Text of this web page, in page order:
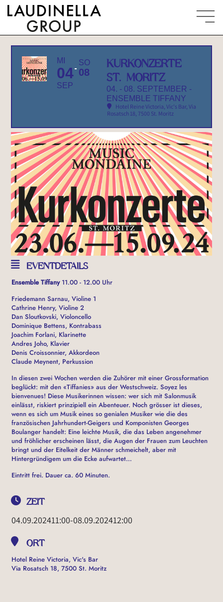
MI
04
SEP
SO
08
KURKONZERTE
ST. MORITZ
04. - 08. SEPTEMBER -
ENSEMBLE TIFFANY
Hotel Reine Victoria, Vic's Bar, Via
Rosatsch 18, 7500 St. Moritz
EVENTDETAILS
Ensemble Tiffany11.00 - 12.00 Uhr
Friedemann Sarnau, Violine 1
Cathrine Henry, Violine 2
Dan Sloutkovski, Violoncello
Dominique Bettens, Kontrabass
Joachim Forlani, Klarinette
Andres Joho, Klavier
Denis Croissonnier, Akkordeon
Claude Meynent, Perkussion
In diesen zwei Wochen werden die Zuhörer mit einer Grossformation
beglückt: mit den «Tiffanies» aus der Westschweiz. Soyez les
bienvenues! Diese Musikerinnen wissen: wer sich mit Salonmusik
einlässt, riskiert prinzipiell ein Abenteuer. Noch grösser ist dieses,
wenn es sich um Musik eines so genialen Musiker wie die des
französischen Jahrhundert-Geigers und Komponisten Georges
Boulanger handelt: Eine leichte Musik, die das Leben angenehmer
und fröhlicher erscheinen lässt, die Augen der Frauen zum Leuchten
bringt und der Eitelkeit der Männer schmeichelt, aber mit
Hintergründigem um die Ecke aufwartet…
Eintritt frei. Dauer ca. 60 Minuten.
ZEIT
04.09.202411:00-08.09.202412:00
ORT
Hotel Reine Victoria, Vic's Bar
Via Rosatsch 18, 7500 St. Moritz